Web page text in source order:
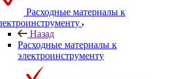
Расходные материалы к
Назад
Расходные материалы к
электроинструменту